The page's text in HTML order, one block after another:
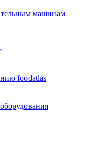
машинам
foodatlas